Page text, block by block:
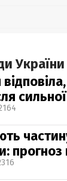
України